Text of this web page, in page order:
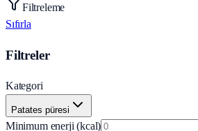
Filtreleme
Sıfırla
Filtreler
Kategori
Patates püresi
Minimum enerji (kcal)